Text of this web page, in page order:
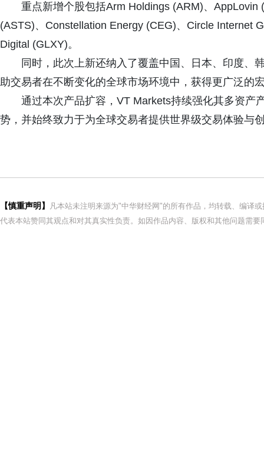
重点新增个股包括Arm Holdings (ARM)、
(ASTS)、Constellation Energy (CEG)、Circle Internet
Digital (GLXY)。
同时，此次上新还纳入了覆盖中国、日本、印度、
助交易者在不断变化的全球市场环境中，获得更广泛的
通过本次产品扩容，VT Markets持续强化其多资产
势，并始终致力于为全球交易者提供世界级交易体验与
【慎重声明】
凡本站未注明来源为"中华财经网"的所有作品，均转载、编译
代表本站赞同其观点和对其真实性负责。如因作品内容、版权和其他问题需